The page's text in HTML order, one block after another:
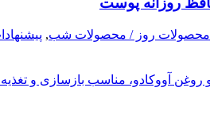
محصولات روز / محصولات شب,